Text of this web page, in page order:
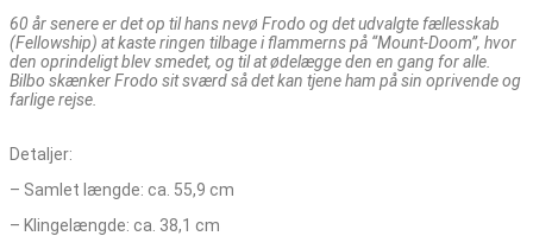
60 år senere er det op til hans nevø Frodo og det udvalgte fællesskab
(Fellowship) at kaste ringen tilbage i flammerns på “Mount-Doom”, hvor
den oprindeligt blev smedet, og til at ødelægge den en gang for alle.
Bilbo skænker Frodo sit sværd så det kan tjene ham på sin oprivende og
farlige rejse.
Detaljer:
– Samlet længde: ca. 55,9 cm
– Klingelængde: ca. 38,1 cm